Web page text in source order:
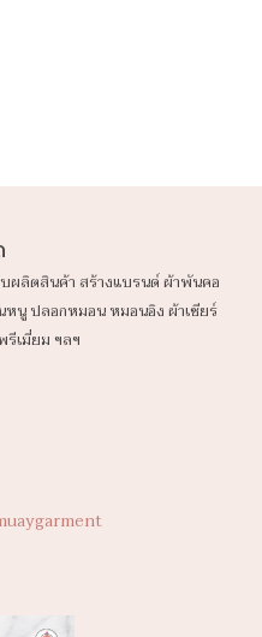
ผลิตสินค้า สร้างแบรนด์ ผ้าพันคอ
หนู ปลอกหมอน หมอนอิง ผ้าเชียร์
เมี่ยม ฯลฯ